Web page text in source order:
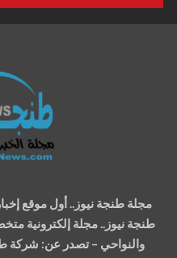
مجلة طنجة نيوز.. أول موقع
طنجة نيوز.. مجلة إلكترونية
والنواحي – تصدر عن: شركة